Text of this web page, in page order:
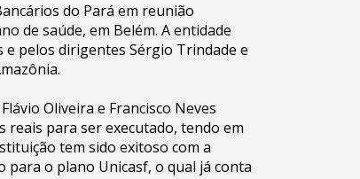
do Pará em reunião
de saúde, em Belém. A entidade
pelos dirigentes Sérgio Trindade e
Oliveira e Francisco Neves
reais para ser executado, tendo em
tem sido exitoso com a
para o plano Unicasf, o qual já conta